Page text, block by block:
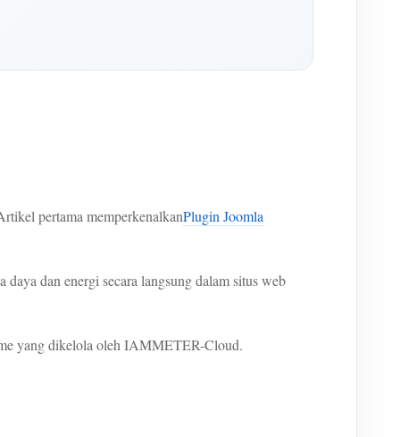
pertama memperkenalkanPlugin Joomla
dan energi secara langsung dalam situs web
yang dikelola oleh IAMMETER-Cloud.